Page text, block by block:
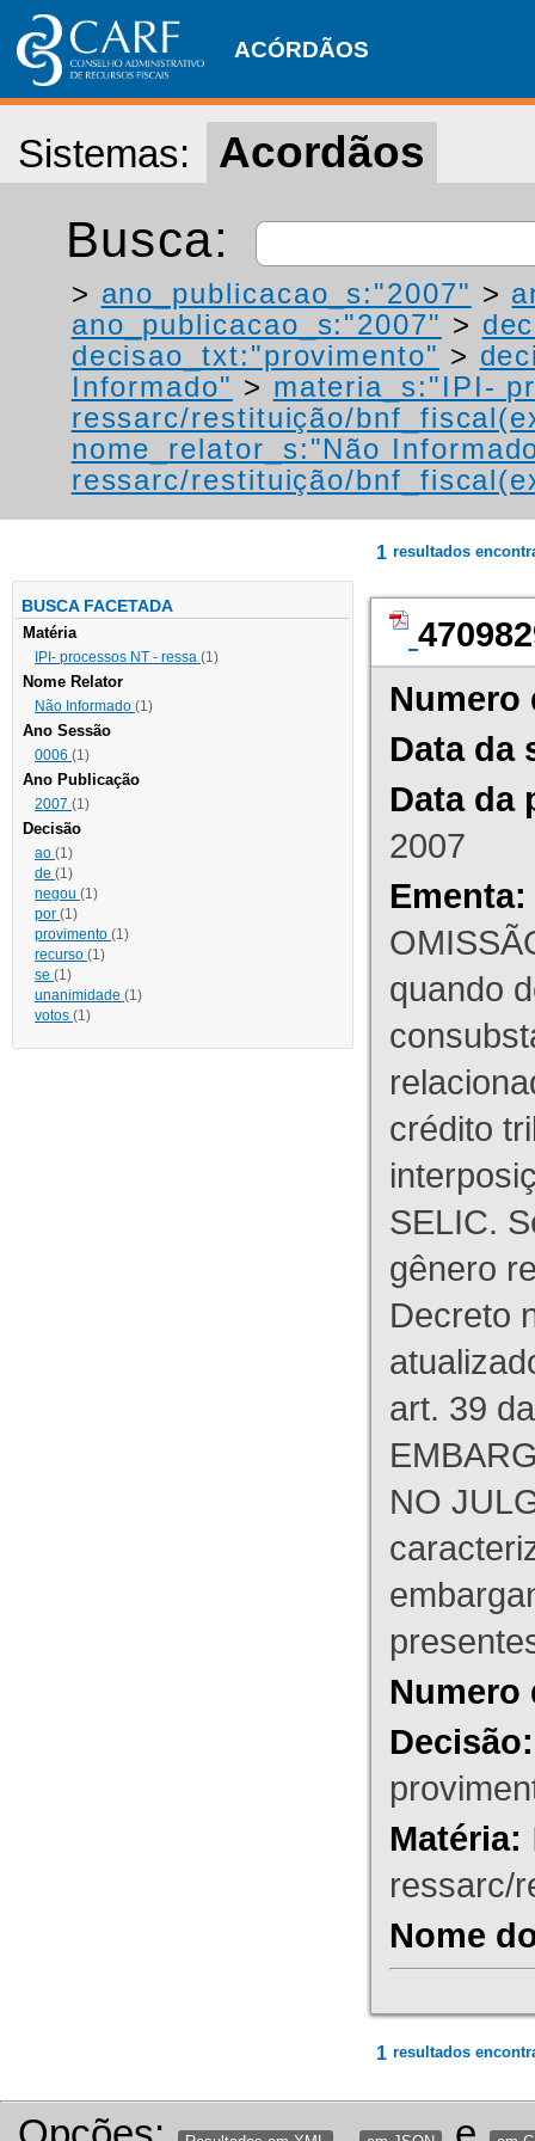
ACÓRDÃOS
Sistemas: Acordãos
Busca:
> ano_publicacao_s:"2007" >
ano_publicacao_s:"2007" >
decisao_txt:"provimento" >
Informado" > materia_s:"IPI-
ressarc/restituição/
nome_relator_s:"Não
ressarc/restituição/
BUSCA FACETADA
Matéria
IPI- processos NT - ressa (1)
Nome Relator
Não Informado (1)
Ano Sessão
0006 (1)
Ano Publicação
2007 (1)
Decisão
ao (1)
de (1)
negou (1)
por (1)
provimento (1)
recurso (1)
se (1)
unanimidade (1)
votos (1)
1 resultados
Numero
Data da
Data da
2007
Ementa:
quando
crédito
SELIC.
gênero
Decreto
art. 39
NO
Numero
Decisão:
Matéria:
ressarc/
Nome
1 resultados